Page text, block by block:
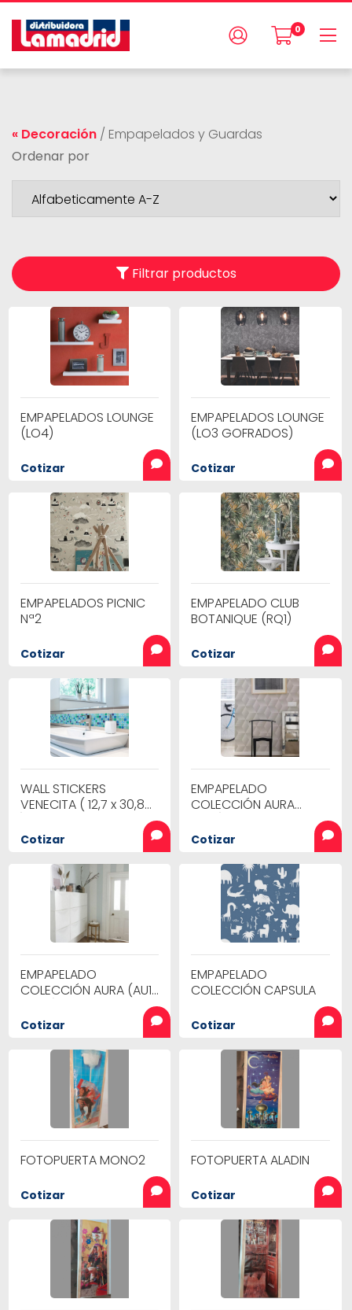
0
« Decoración / Empapelados y Guardas
Ordenar por
Filtrar productos
EMPAPELADOS LOUNGE
(LO4)
Cotizar
EMPAPELADOS LOUNGE
(LO3 GOFRADOS)
Cotizar
EMPAPELADOS PICNIC
Nª2
Cotizar
EMPAPELADO CLUB
BOTANIQUE (RQ1)
Cotizar
WALL STICKERS
VENECITA ( 12,7 x 30,84
Cotizar
EMPAPELADO
COLECCIÓN AURA
Cotizar
EMPAPELADO
COLECCIÓN AURA (AU1
Cotizar
EMPAPELADO
COLECCIÓN CAPSULA
Cotizar
FOTOPUERTA MONO2
Cotizar
FOTOPUERTA ALADIN
Cotizar